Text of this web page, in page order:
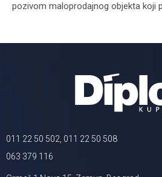
pozivom maloprodajnog objekta koji
011 22 50 502, 011 22 50 508
063 379 116